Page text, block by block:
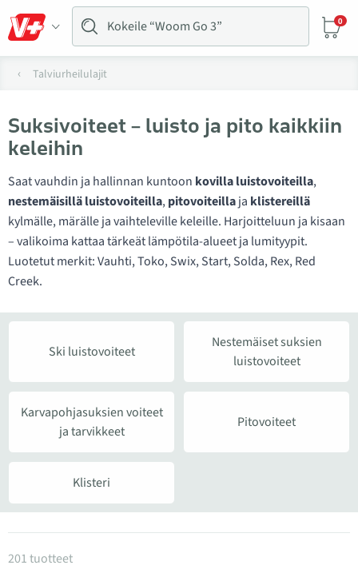
0
Talviurheilulajit
Suksivoiteet – luisto ja pito kaikkiin
keleihin
Saat vauhdin ja hallinnan kuntoon kovilla luistovoiteilla,
nestemäisillä luistovoiteilla,pitovoiteillaja klistereillä
kylmälle, märälle ja vaihteleville keleille. Harjoitteluun ja kisaan
– valikoima kattaa tärkeät lämpötila-alueet ja lumityypit.
Luotetut merkit: Vauhti, Toko, Swix, Start, Solda, Rex, Red
Creek.
Ski luistovoiteet
Nestemäiset suksien
luistovoiteet
Karvapohjasuksien voiteet
ja tarvikkeet
Pitovoiteet
Klisteri
Tuotteet kategoriassa Suksivoiteet
201 tuotteet